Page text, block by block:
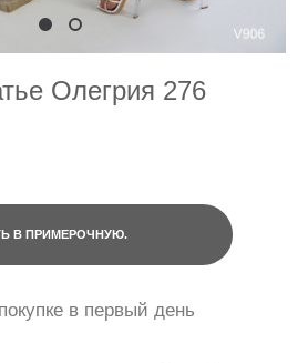
Олегрия 276
В ПРИМЕРОЧНУЮ.
в первый день